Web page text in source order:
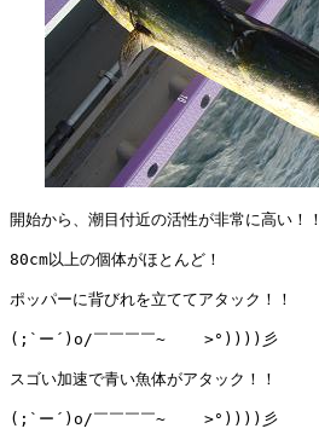
開始から、潮目付近の活性が非常に高い！！
80cm以上の個体がほとんど！
ポッパーに背びれを立ててアタック！！
(;`ー´)o/￣￣￣￣~    >°))))彡
スゴい加速で青い魚体がアタック！！
(;`ー´)o/￣￣￣￣~    >°))))彡